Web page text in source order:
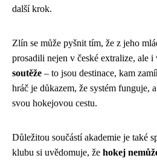
další krok.
Zlín se může pyšnit tím, že z jeho
prosadili nejen v české extralize, ale i
soutěže – to jsou destinace, kam
hráč je důkazem, že systém funguje,
svou hokejovou cestu.
Důležitou součástí akademie je také
klubu si uvědomuje, že hokej